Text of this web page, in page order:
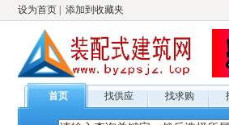
设为首页 添加到收藏夹
首页 找供应 找求购